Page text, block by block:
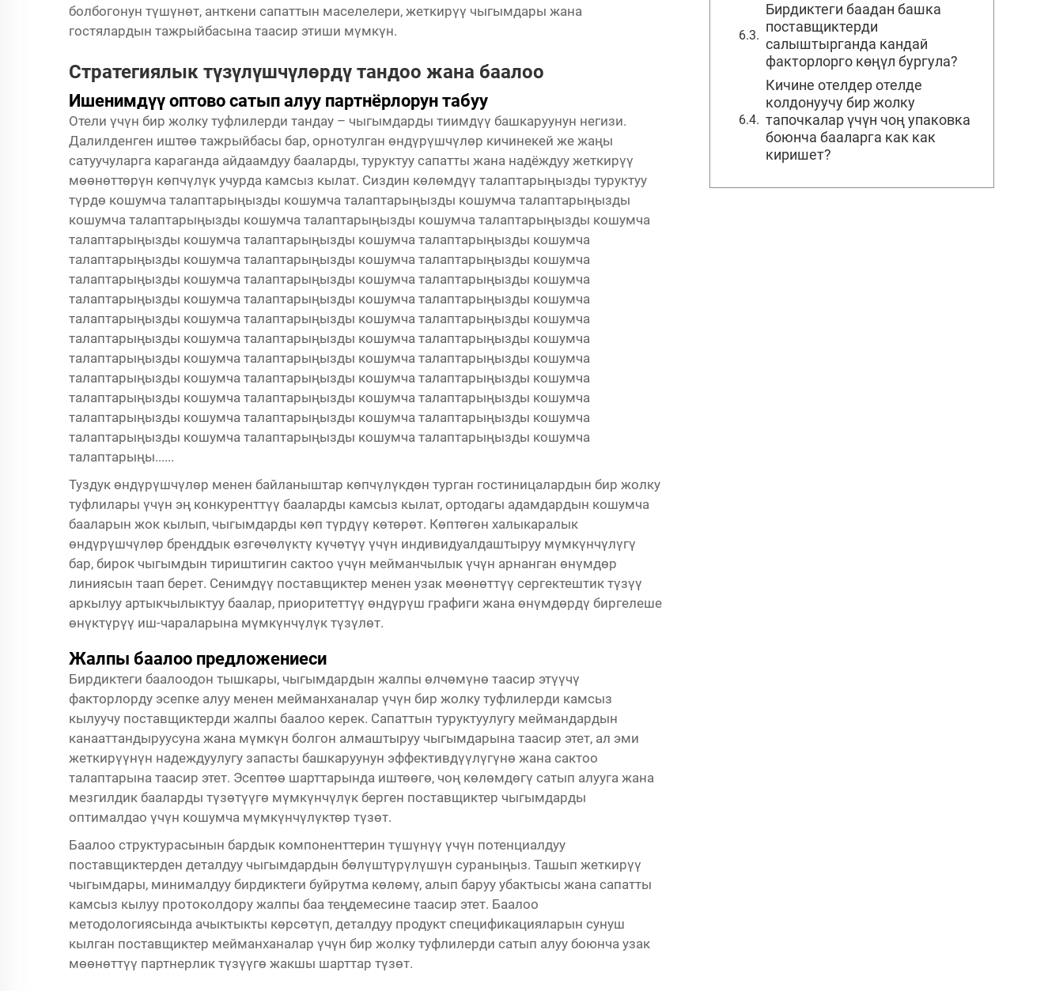
болбогонун түшүнөт, анткени сапаттын маселелери, жеткирүү чыгымдары жана
гостялардын тажрыйбасына таасир этиши мүмкүн.
Стратегиялык түзүлүшчүлөрдү тандоо жана баалоо
Ишенимдүү оптово сатып алуу партнёрлорун табуу
Отели үчүн бир жолку туфлилерди тандау – чыгымдарды тиимдүү башкаруунун негизи.
Далилденген иштөө тажрыйбасы бар, орнотулган өндүрүшчүлөр кичинекей же жаңы
сатуучуларга караганда айдаамдуу бааларды, туруктуу сапатты жана надёждуу жеткирүү
мөөнөттөрүн көпчүлүк учурда камсыз кылат. Сиздин көлөмдүү талаптарыңызды туруктуу
түрдө кошумча талаптарыңызды кошумча талаптарыңызды кошумча талаптарыңызды
кошумча талаптарыңызды кошумча талаптарыңызды кошумча талаптарыңызды кошумча
талаптарыңызды кошумча талаптарыңызды кошумча талаптарыңызды кошумча
талаптарыңызды кошумча талаптарыңызды кошумча талаптарыңызды кошумча
талаптарыңызды кошумча талаптарыңызды кошумча талаптарыңызды кошумча
талаптарыңызды кошумча талаптарыңызды кошумча талаптарыңызды кошумча
талаптарыңызды кошумча талаптарыңызды кошумча талаптарыңызды кошумча
талаптарыңызды кошумча талаптарыңызды кошумча талаптарыңызды кошумча
талаптарыңызды кошумча талаптарыңызды кошумча талаптарыңызды кошумча
талаптарыңызды кошумча талаптарыңызды кошумча талаптарыңызды кошумча
талаптарыңызды кошумча талаптарыңызды кошумча талаптарыңызды кошумча
талаптарыңызды кошумча талаптарыңызды кошумча талаптарыңызды кошумча
талаптарыңызды кошумча талаптарыңызды кошумча талаптарыңызды кошумча
талаптарыңы......
Туздук өндүрүшчүлөр менен байланыштар көпчүлүкдөн турган гостиницалардын бир жолку
туфлилары үчүн эң конкуренттүү бааларды камсыз кылат, ортодагы адамдардын кошумча
бааларын жок кылып, чыгымдарды көп түрдүү көтөрөт. Көптөгөн халыкаралык
өндүрүшчүлөр бренддык өзгөчөлүктү күчөтүү үчүн индивидуалдаштыруу мүмкүнчүлүгү
бар, бирок чыгымдын тириштигин сактоо үчүн мейманчылык үчүн арнанган өнүмдөр
линиясын таап берет. Сенимдүү поставщиктер менен узак мөөнөттүү сергектештик түзүү
аркылуу артыкчылыктуу баалар, приоритеттүү өндүрүш графиги жана өнүмдөрдү биргелеше
өнүктүрүү иш-чараларына мүмкүнчүлүк түзүлөт.
Жалпы баалоо предложениеси
Бирдиктеги баалоодон тышкары, чыгымдардын жалпы өлчөмүнө таасир этүүчү
факторлорду эсепке алуу менен мейманханалар үчүн бир жолку туфлилерди камсыз
кылуучу поставщиктерди жалпы баалоо керек. Сапаттын туруктуулугу меймандардын
канааттандыруусуна жана мүмкүн болгон алмаштыруу чыгымдарына таасир этет, ал эми
жеткирүүнүн надеждуулугу запасты башкаруунун эффективдүүлүгүнө жана сактоо
талаптарына таасир этет. Эсептөө шарттарында иштөөгө, чоң көлөмдөгү сатып алууга жана
мезгилдик бааларды түзөтүүгө мүмкүнчүлүк берген поставщиктер чыгымдарды
оптималдао үчүн кошумча мүмкүнчүлүктөр түзөт.
Баалоо структурасынын бардык компоненттерин түшүнүү үчүн потенциалдуу
поставщиктерден деталдуу чыгымдардын бөлүштүрүлүшүн сураныңыз. Ташып жеткирүү
чыгымдары, минималдуу бирдиктеги буйрутма көлөмү, алып баруу убактысы жана сапатты
камсыз кылуу протоколдору жалпы баа теңдемесине таасир этет. Баалоо
методологиясында ачыктыкты көрсөтүп, деталдуу продукт спецификацияларын сунуш
кылган поставщиктер мейманханалар үчүн бир жолку туфлилерди сатып алуу боюнча узак
мөөнөттүү партнерлик түзүүгө жакшы шарттар түзөт.
Бирдиктеги баадан башка
поставщиктерди
салыштырганда кандай
факторлорго көңүл бургула?
Кичине отелдер отелде
колдонуучу бир жолку
тапочкалар үчүн чоң упаковка
боюнча бааларга как как
киришет?